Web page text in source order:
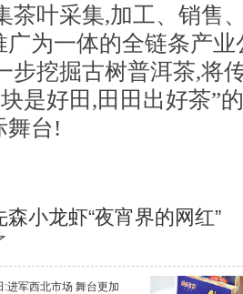
茶叶采集,加工、销售
广为一体的全链条产
步挖掘古树普洱茶,将
是好田,田田出好茶”
舞台!
森小龙虾“夜宵界的网红”
:进军西北市场 舞台更加